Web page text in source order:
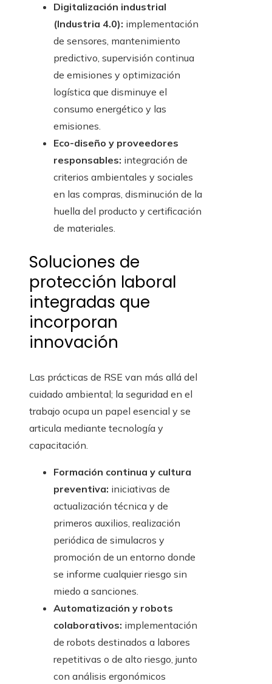
Digitalización industrial
(Industria 4.0): implementación
de sensores, mantenimiento
predictivo, supervisión continua
de emisiones y optimización
logística que disminuye el
consumo energético y las
emisiones.
Eco-diseño y proveedores
responsables: integración de
criterios ambientales y sociales
en las compras, disminución de la
huella del producto y certificación
de materiales.
Soluciones de
protección laboral
integradas que
incorporan
innovación
Las prácticas de RSE van más allá del
cuidado ambiental; la seguridad en el
trabajo ocupa un papel esencial y se
articula mediante tecnología y
capacitación.
Formación continua y cultura
preventiva: iniciativas de
actualización técnica y de
primeros auxilios, realización
periódica de simulacros y
promoción de un entorno donde
se informe cualquier riesgo sin
miedo a sanciones.
Automatización y robots
colaborativos: implementación
de robots destinados a labores
repetitivas o de alto riesgo, junto
con análisis ergonómicos